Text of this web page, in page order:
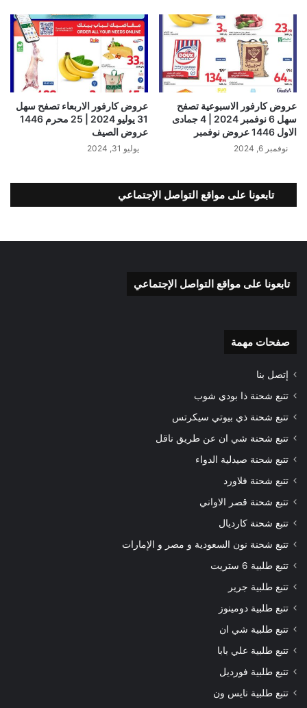
عروض كارفور الاسبوعية تصفح
سهل 6 نوفمبر 2024 | 4 جمادى
الاول 1446 عروض نوفمبر
نوفمبر 6, 2024
عروض كارفور الاربعاء تصفح سهل
31 يوليو 2024 | 25 محرم 1446
عروض الصيف
يوليو 31, 2024
تابعونا على مواقع التواصل الإجتماعي
تابعونا على مواقع التواصل الإجتماعي
صفحات مهمة
إتصل بنا
تتبع شحنة ذا بودي شوب
تتبع شحنة ذي بيوتي سيكرتس
تتبع شحنة شي ان عن طريق ناقل
تتبع شحنة صيدلية الدواء
تتبع شحنة فلاورد
تتبع شحنة قصر الاواني
تتبع شحنة كارديال
تتبع شحنة نون السعودية و مصر و الإمارات
تتبع طلبية 6 ستريت
تتبع طلبية جرير
تتبع طلبية دومينوز
تتبع طلبية شي ان
تتبع طلبية علي بابا
تتبع طلبية فورديل
تتبع طلبية نايس ون